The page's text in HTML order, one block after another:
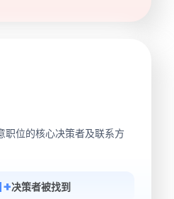
职位的核心决策者及联系方
决策者被找到